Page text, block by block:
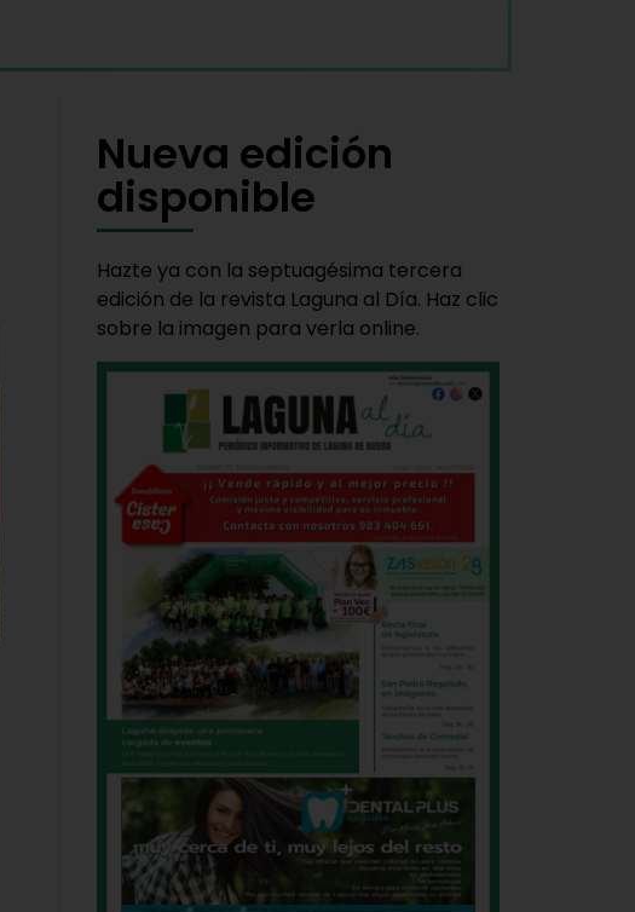
Nueva edición
disponible
Hazte ya con la septuagésima tercera
edición de la revista Laguna al Día. Haz clic
sobre la imagen para verla online.